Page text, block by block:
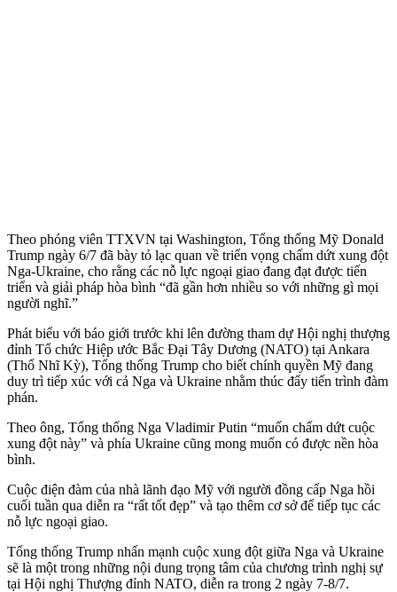
Theo phóng viên TTXVN tại Washington, Tổng thống Mỹ Donald
Trump ngày 6/7 đã bày tỏ lạc quan về triển vọng chấm dứt xung đột
Nga-Ukraine, cho rằng các nỗ lực ngoại giao đang đạt được tiến
triển và giải pháp hòa bình “đã gần hơn nhiều so với những gì mọi
người nghĩ.”
Phát biểu với báo giới trước khi lên đường tham dự Hội nghị thượng
đỉnh Tổ chức Hiệp ước Bắc Đại Tây Dương (NATO) tại Ankara
(Thổ Nhĩ Kỳ), Tổng thống Trump cho biết chính quyền Mỹ đang
duy trì tiếp xúc với cả Nga và Ukraine nhằm thúc đẩy tiến trình đàm
phán.
Theo ông, Tổng thống Nga Vladimir Putin “muốn chấm dứt cuộc
xung đột này” và phía Ukraine cũng mong muốn có được nền hòa
bình.
Cuộc điện đàm của nhà lãnh đạo Mỹ với người đồng cấp Nga hồi
cuối tuần qua diễn ra “rất tốt đẹp” và tạo thêm cơ sở để tiếp tục các
nỗ lực ngoại giao.
Tổng thống Trump nhấn mạnh cuộc xung đột giữa Nga và Ukraine
sẽ là một trong những nội dung trọng tâm của chương trình nghị sự
tại Hội nghị Thượng đỉnh NATO, diễn ra trong 2 ngày 7-8/7.